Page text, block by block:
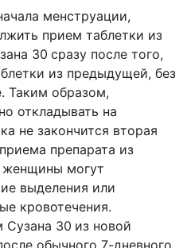
менструации,
прием таблетки из
30 сразу после того,
из предыдущей, без
Таким образом,
откладывать на
не закончится вторая
препарата из
женщины могут
выделения или
кровотечения.
Сузана 30 из новой
обычного 7-дневного